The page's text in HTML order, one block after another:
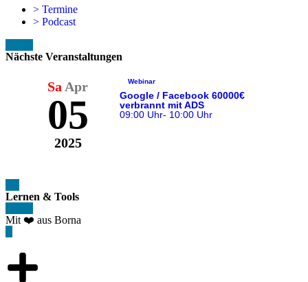
> Termine
> Podcast
Nächste Veranstaltungen
Sa Apr
05
2025
Webinar
Google / Facebook 60000€
verbrannt mit ADS
09:00 Uhr- 10:00 Uhr
Lernen & Tools
Mit ❤️ aus Borna